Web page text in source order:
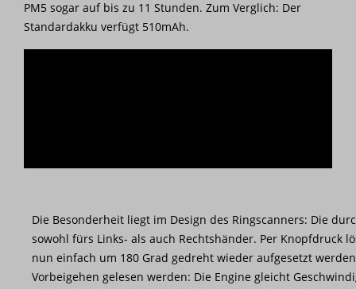
PM5 sogar auf bis zu 11 Stunden. Zum Verglich: Der
Standardakku verfügt 510mAh.
Die Besonderheit liegt im Design des Ringscanners: Die
sowohl fürs Links- als auch Rechtshänder. Per Knopfdruck
nun einfach um 180 Grad gedreht wieder aufgesetzt
Vorbeigehen gelesen werden: Die Engine gleicht